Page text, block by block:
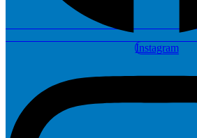
Instagram